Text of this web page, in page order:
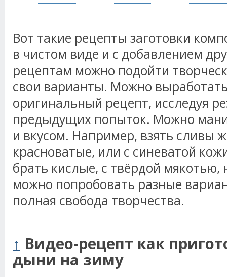
Вот такие рецепты заготовки
в чистом виде и с добавлением
рецептам можно подойти
свои варианты. Можно
оригинальный рецепт, исследуя
предыдущих попыток. Можно
и вкусом. Например, взять сливы
красноватые, или с синеватой
брать кислые, с твёрдой мякотью,
можно попробовать разные
полная свобода творчества.
↑ Видео-рецепт как
дыни на зиму